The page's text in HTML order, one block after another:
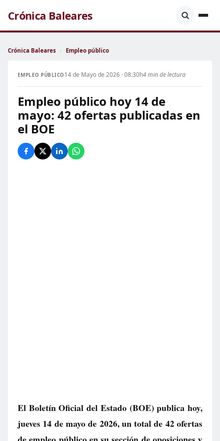
Crónica Baleares
Crónica Baleares › Empleo público
EMPLEO PÚBLICO14 de Mayo de 2026 · 08:30h4 min de lectura
Empleo público hoy 14 de
mayo: 42 ofertas publicadas en
el BOE
El Boletín Oficial del Estado (BOE) publica hoy,
jueves 14 de mayo de 2026, un total de 42 ofertas